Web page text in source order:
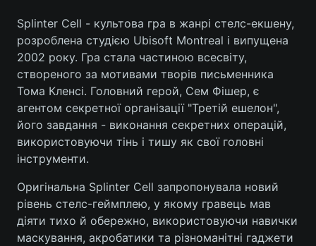
Splinter Cell - культова гра в жанрі стелс-екшену,
розроблена студією Ubisoft Montreal і випущена
2002 року. Гра стала частиною всесвіту,
створеного за мотивами творів письменника
Тома Кленсі. Головний герой, Сем Фішер, є
агентом секретної організації "Третій ешелон",
його завдання - виконання секретних операцій,
використовуючи тінь і тишу як свої головні
інструменти.
Оригінальна Splinter Cell запропонувала новий
рівень стелс-геймплею, у якому гравець мав
діяти тихо й обережно, використовуючи навички
маскування, акробатики та різноманітні гаджети